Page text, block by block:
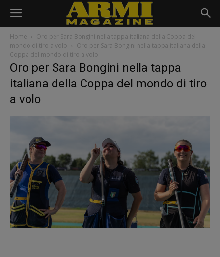
Home
Oro per Sara Bongini nella tappa italiana della Coppa del
mondo di tiro a volo
Oro per Sara Bongini nella tappa italiana della
Coppa del mondo di tiro a volo
Oro per Sara Bongini nella tappa
italiana della Coppa del mondo di tiro
a volo